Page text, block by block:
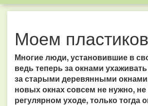
Моем
Многие люди, установившие в
ведь теперь за окнами
за старыми деревянными
новых окнах совсем не нужно,
регулярном уходе, только тогда